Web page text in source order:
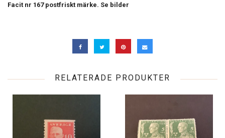
Facit nr 167 postfriskt märke. Se bilder
RELATERADE PRODUKTER